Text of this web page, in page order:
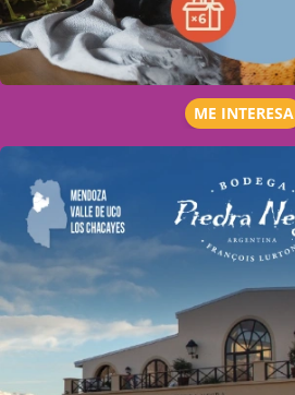
ME INTERESA